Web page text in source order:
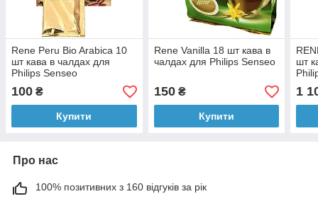
Rene Peru Bio Arabica 10
шт кава в чалдах для
Philips Senseo
100 ₴
Купити
Rene Vanilla 18 шт кава в
чалдах для Philips Senseo
150₴
Купити
шт
1
Про нас
100% позитивних з 160 відгуків за рік